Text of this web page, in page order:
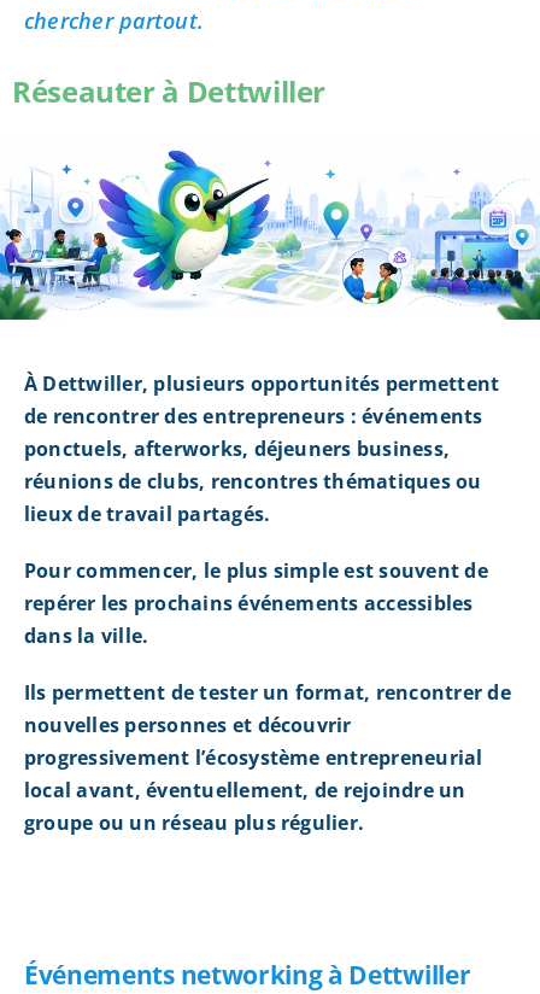
chercher partout.
Réseauter à Dettwiller
À Dettwiller, plusieurs opportunités permettent
de rencontrer des entrepreneurs : événements
ponctuels, afterworks, déjeuners business,
réunions de clubs, rencontres thématiques ou
lieux de travail partagés.
Pour commencer, le plus simple est souvent de
repérer les prochains événements accessibles
dans la ville.
Ils permettent de tester un format, rencontrer de
nouvelles personnes et découvrir
progressivement l’écosystème entrepreneurial
local avant, éventuellement, de rejoindre un
groupe ou un réseau plus régulier.
Événements networking à Dettwiller